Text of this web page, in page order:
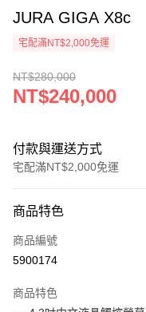
JURA GIGA X8c
宅配滿NT$2,000免運
NT$280,000
NT$240,000
付款與運送方式
宅配滿NT$2,000免運
信用卡一次付款
ATM付款
運送方式
商品特色
商品編號
5900174
商品特色